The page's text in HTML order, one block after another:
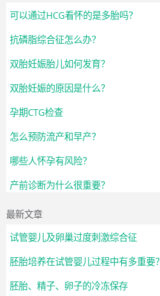
可以通过HCG看怀的是多胎吗？
抗磷脂综合征怎么办？
双胎妊娠胎儿如何发育？
双胎妊娠的原因是什么？
孕期CTG检查
怎么预防流产和早产？
哪些人怀孕有风险？
产前诊断为什么很重要？
最新文章
试管婴儿及卵巢过度刺激综合征
胚胎培养在试管婴儿过程中有多重要？
胚胎、精子、卵子的冷冻保存